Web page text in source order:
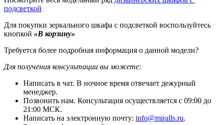
подсветкой
Для покупки зеркального шкафа с подсветкой воспользуйтесь
кнопкой «В корзину»
Требуется более подробная информация о данной модели?
Для получения консультации вы можете:
Написать в чат. В ночное время отвечает дежурный
менеджер.
Позвонить нам. Консультация осуществляется с 09:00 до
21:00 МСК.
Написать на электронную почту: info@miralls.ru.